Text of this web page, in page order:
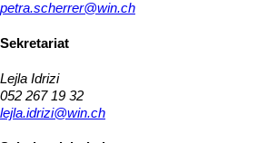
petra.scherrer@win.ch
Sekretariat
Lejla Idrizi
052 267 19 32
lejla.idrizi@win.ch